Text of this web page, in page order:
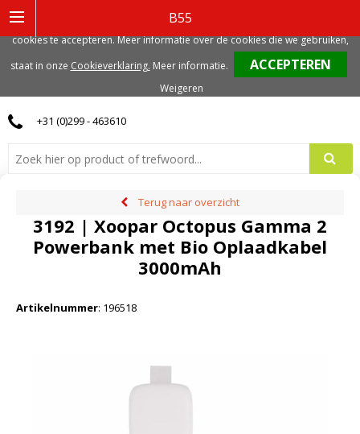
B55
0
+31 (0)299 - 463610
Terug naar overzicht
3192 | Xoopar Octopus Gamma 2
Powerbank met Bio Oplaadkabel
3000mAh
Artikelnummer: 196518
gerelateerde cookies. Voor de beste gebruikerservaring, adviseren we deze
cookies te accepteren. Meer informatie over de cookies die we gebruiken,
staat in onze Cookieverklaring. Meer informatie.
Weigeren